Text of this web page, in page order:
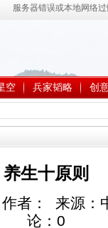
空 兵家韬略 创
养生十原则
者： 来源：
论： 0